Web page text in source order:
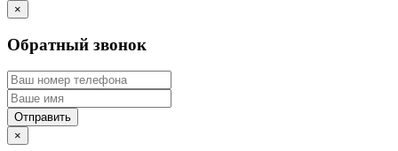
×
Обратный звонок
×